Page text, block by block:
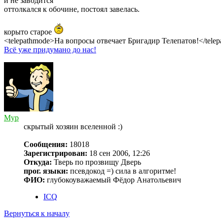
оттолкался к обочине, постоял завелась.
корыто старое
<telepathmode>На вопросы отвечает Бригадир Телепатов!</
Всё уже придумано до нас!
Myp
скрытый хозяин вселенной :)
Сообщения: 18018
Зарегистрирован: 18 сен 2006, 12:26
Откуда: Тверь по прозвищу Дверь
прог. языки: псевдокод =) сила в алгоритме!
ФИО: глубокоуважаемый Фёдор Анатольевич
ICQ
Вернуться к началу